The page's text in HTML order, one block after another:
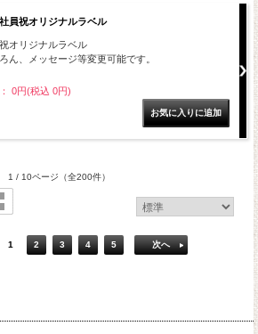
員祝オリジナルラベル
オリジナルラベル
ん、メッセージ等変更可能です。
0円(税込 0円)
1 / 10ページ （全200件）
1 2 3 4 5 次へ